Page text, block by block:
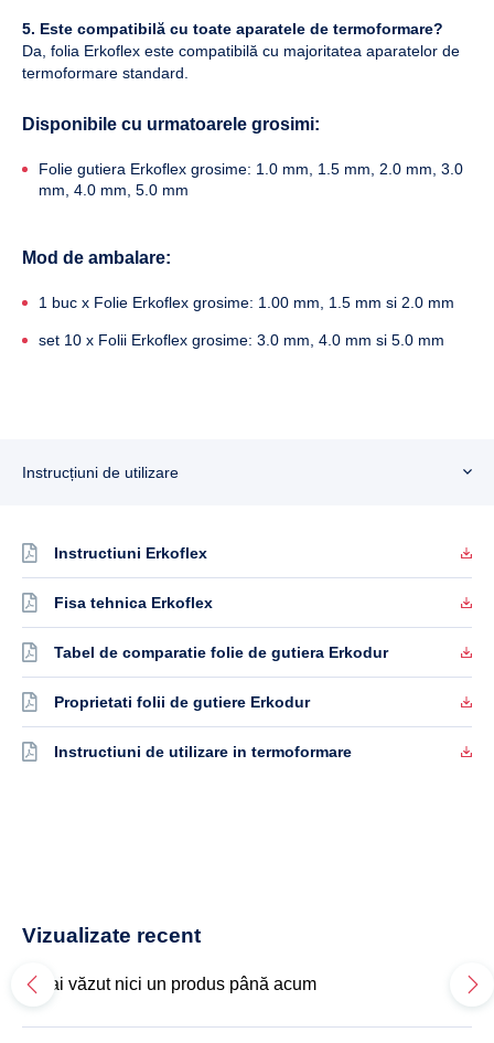
5. Este compatibilă cu toate aparatele de termoformare?
Da, folia Erkoflex este compatibilă cu majoritatea aparatelor de
termoformare standard.
Disponibile cu urmatoarele grosimi:
Folie gutiera Erkoflex grosime: 1.0 mm, 1.5 mm, 2.0 mm, 3.0
mm, 4.0 mm, 5.0 mm
Mod de ambalare:
1 buc x Folie Erkoflex grosime: 1.00 mm, 1.5 mm si 2.0 mm
set 10 x Folii Erkoflex grosime: 3.0 mm, 4.0 mm si 5.0 mm
Instrucțiuni de utilizare
Instructiuni Erkoflex
Fisa tehnica Erkoflex
Tabel de comparatie folie de gutiera Erkodur
Proprietati folii de gutiere Erkodur
Instructiuni de utilizare in termoformare
Vizualizate recent
Nu ai văzut nici un produs până acum